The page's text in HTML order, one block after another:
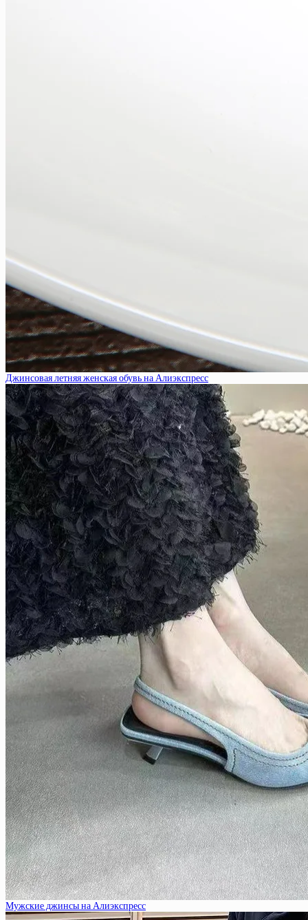
Джинсовая летняя женская обувь на Алиэкспресс
Мужские джинсы на Алиэкспресс